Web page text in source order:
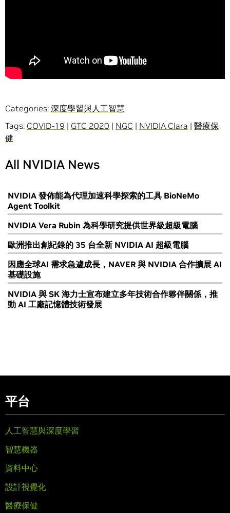
Categories: 深度學習與人工智慧
Tags: COVID-19 | GTC 2020 | NGC | NVIDIA Clara | 醫療保
健
All NVIDIA News
NVIDIA 發佈能為代理加速科學探索的工具 BioNeMo
Agent Toolkit
NVIDIA Vera Rubin 為科學研究提供世界級超級電腦
歐洲推出創紀錄的 35 台全新 NVIDIA AI 超級電腦
因應全球AI 需求急遽成長，NAVER 與 NVIDIA 合作擴展 AI
基礎設施
NVIDIA 與 SK 海力士宣布建立多年技術合作夥伴關係，推
動 AI 工廠記憶體技術發展
平台
人工智慧與深度學習
智慧機器
資料中心
設計視覺化
醫療保健